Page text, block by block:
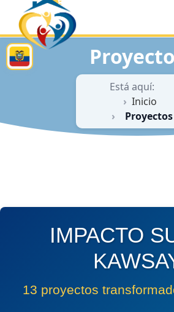
Está aquí:
Inicio
Proyectos
IMPACTO
13 proyectos